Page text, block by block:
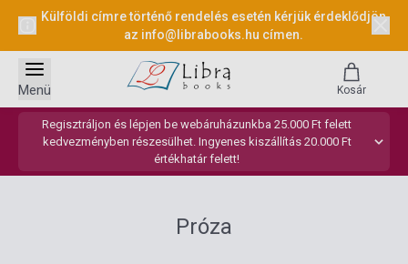
Külföldi címre történő rendelés esetén kérjük érdeklődjön
az info@librabooks.hu címen.
Regisztráljon és lépjen be webáruházunkba 25.000 Ft felett
kedvezményben részesülhet. Ingyenes kiszállítás 20.000 Ft
értékhatár felett!
Menü Kosár
Próza